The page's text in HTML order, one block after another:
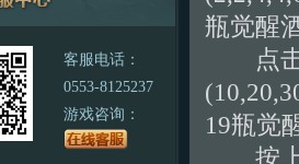
客服电话：
0553-8125237
游戏咨询：
瓶觉醒
点击
19瓶觉
按上